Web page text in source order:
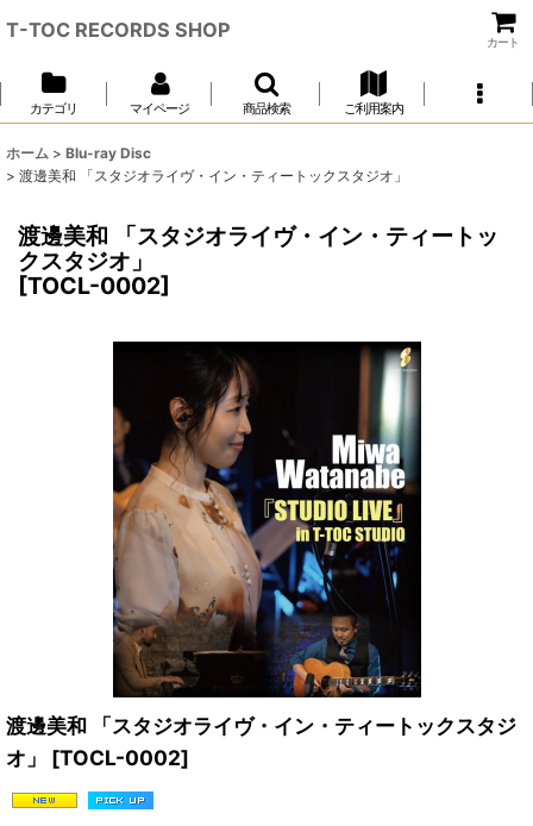
T-TOC RECORDS SHOP
カート
カテゴリ マイページ 商品検索 ご利用案内
ホーム > Blu-ray Disc
> 渡邊美和 「スタジオライヴ・イン・ティートックスタジオ」
渡邊美和 「スタジオライヴ・イン・ティートッ
クスタジオ」
[TOCL-0002]
渡邊美和 「スタジオライヴ・イン・ティートックスタジ
オ」
[TOCL-0002]